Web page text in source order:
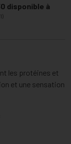
disponible à
les protéines et
et une sensation